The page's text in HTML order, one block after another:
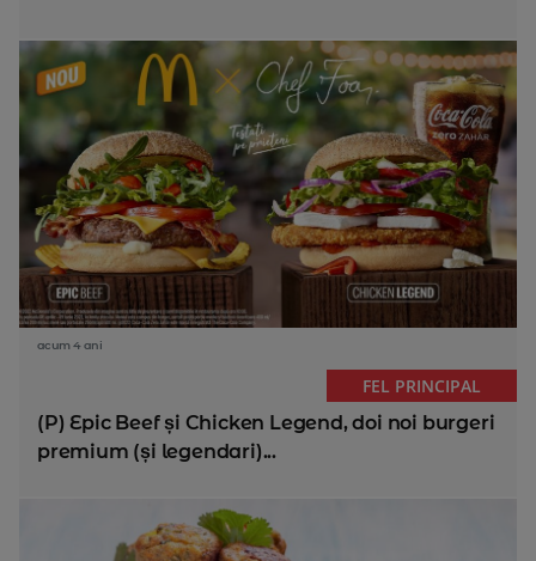
acum 4 ani
FEL PRINCIPAL
(P) Epic Beef și Chicken Legend, doi noi burgeri
premium (și legendari)...